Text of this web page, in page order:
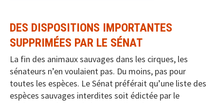
DES DISPOSITIONS IMPORTANTES
SUPPRIMÉES PAR LE SÉNAT
La fin des animaux sauvages dans les cirques, les
sénateurs n’en voulaient pas. Du moins, pas pour
toutes les espèces. Le Sénat préférait qu’une liste des
espèces sauvages interdites soit édictée par le